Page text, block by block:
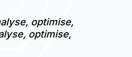
optimise,
optimise,